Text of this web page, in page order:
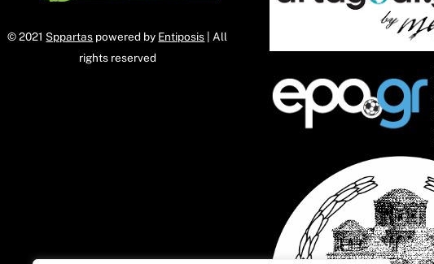
© 2021 Sppartas powered by Entiposis | All
rights reserved